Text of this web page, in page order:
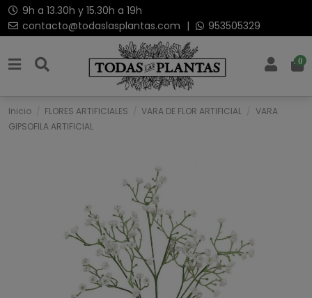
9h a 13.30h y 15.30h a 19h
contacto@todaslasplantas.com | 953505329
0
Inicio FLORES ARTIFICIALES VARA DE FLOR ARTIFICIAL
VARA
GIPSOFILA ARTIFICIAL